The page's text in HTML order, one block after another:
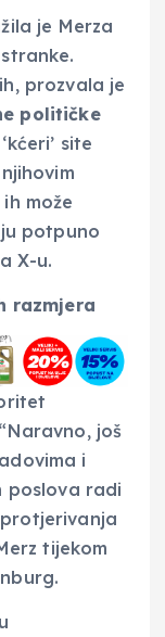
je Merza
prozvala je
političke
site
može
potpuno
X-u.
razmjera
još
i
poslova radi
tijekom